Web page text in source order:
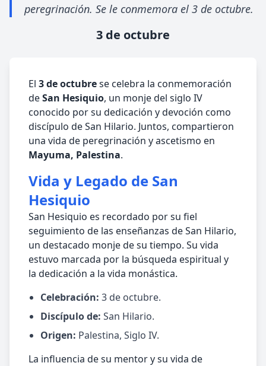
peregrinación. Se le conmemora el 3 de octubre.
3 de octubre
El 3 de octubrese celebra la conmemoración
deSan Hesiquio, un monje del siglo IV
conocido por su dedicación y devoción como
discípulo de San Hilario. Juntos, compartieron
una vida de peregrinación y ascetismo en
Mayuma, Palestina.
Vida y Legado de San
Hesiquio
San Hesiquio es recordado por su fiel
seguimiento de las enseñanzas de San Hilario,
un destacado monje de su tiempo. Su vida
estuvo marcada por la búsqueda espiritual y
la dedicación a la vida monástica.
Celebración: 3 de octubre.
Discípulo de: San Hilario.
Origen: Palestina, Siglo IV.
La influencia de su mentor y su vida de